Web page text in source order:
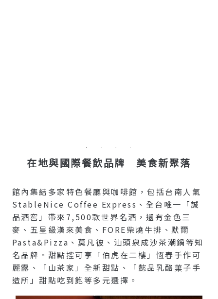
在地與國際餐飲品牌 美食新聚落
館內集結多家特色餐廳與咖啡館，包括台南人氣
StableNice Coffee Express、全台唯一「誠
品酒窖」帶來7,500款世界名酒，還有金色三
麥、五星級漢來美食、FORE柴燒牛排、默爾
Pasta&pizza、莫凡彼、汕頭泉成沙茶潮鍋等知
名品牌。甜點控可享「伯虎在二樓」恆春手作可
麗露、「山茶家」全新甜點、「懿品乳酪菓子手
造所」甜點吃到飽等多元選擇。